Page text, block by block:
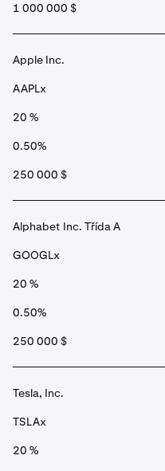
1 000 000 $
Apple Inc.
AAPLx
20 %
0.50%
250 000 $
Alphabet Inc. Třída A
GOOGLx
20 %
0.50%
250 000 $
Tesla, Inc.
TSLAx
20 %